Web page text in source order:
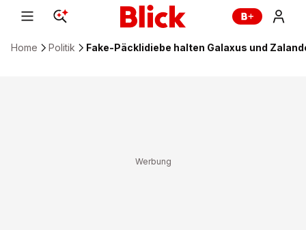
Home Politik Fake-Päcklidiebe halten Galaxus und